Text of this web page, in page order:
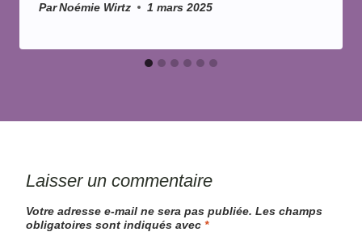
Par Noémie Wirtz 1 mars 2025
Laisser un commentaire
Votre adresse e-mail ne sera pas publiée. Les champs
obligatoires sont indiqués avec *